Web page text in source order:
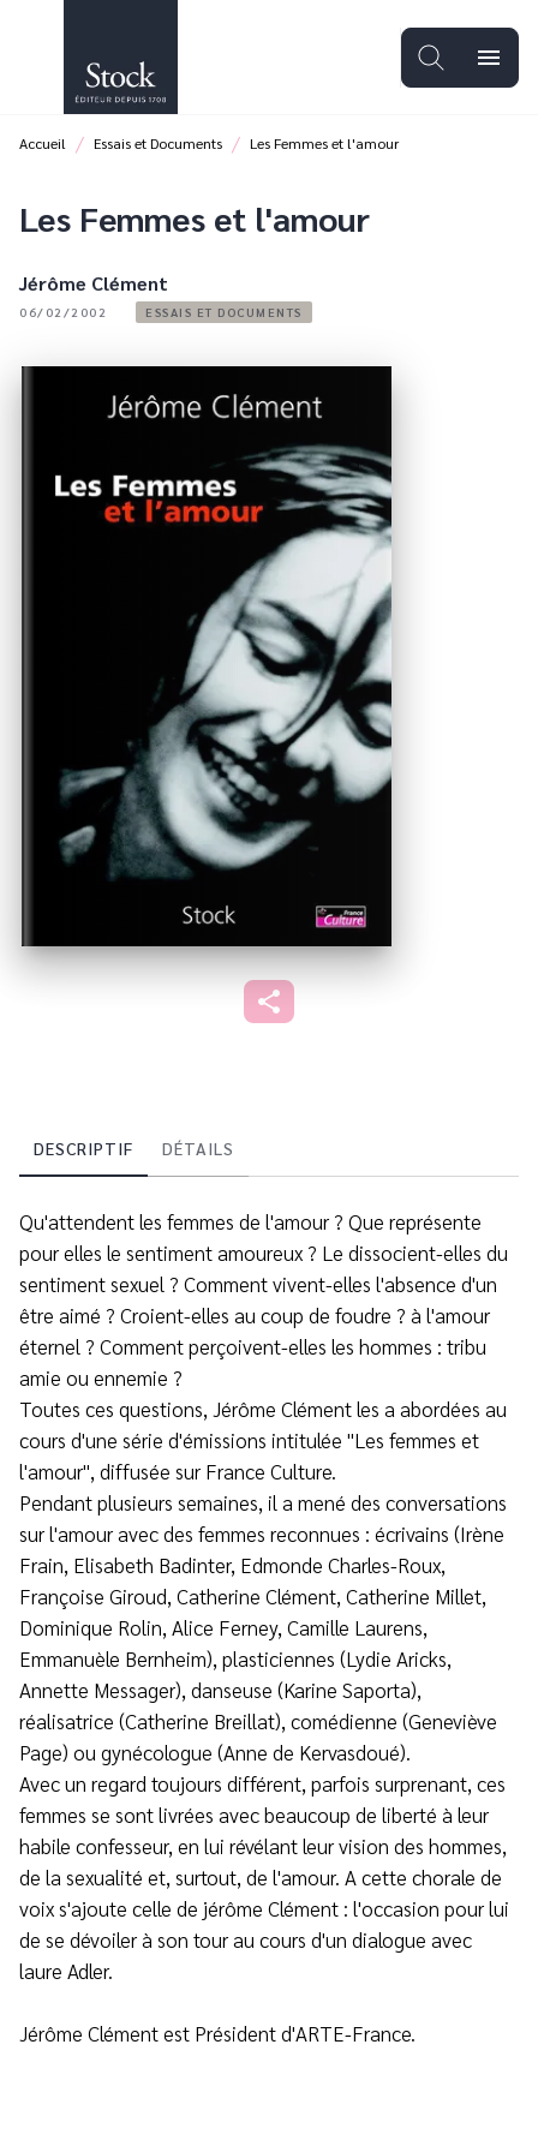
PIED DE PAGE
menu
Accueil / Essais et Documents / Les Femmes et l'amour
Les Femmes et l'amour
Jérôme Clément
06/02/2002 ESSAIS ET DOCUMENTS
DESCRIPTIF DÉTAILS
Qu'attendent les femmes de l'amour ? Que représente
pour elles le sentiment amoureux ? Le dissocient-elles du
sentiment sexuel ? Comment vivent-elles l'absence d'un
être aimé ? Croient-elles au coup de foudre ? à l'amour
éternel ? Comment perçoivent-elles les hommes : tribu
amie ou ennemie ?
Toutes ces questions, Jérôme Clément les a abordées au
cours d'une série d'émissions intitulée "Les femmes et
l'amour", diffusée sur France Culture.
Pendant plusieurs semaines, il a mené des conversations
sur l'amour avec des femmes reconnues : écrivains (Irène
Frain, Elisabeth Badinter, Edmonde Charles-Roux,
Françoise Giroud, Catherine Clément, Catherine Millet,
Dominique Rolin, Alice Ferney, Camille Laurens,
Emmanuèle Bernheim), plasticiennes (Lydie Aricks,
Annette Messager), danseuse (Karine Saporta),
réalisatrice (Catherine Breillat), comédienne (Geneviève
Page) ou gynécologue (Anne de Kervasdoué).
Avec un regard toujours différent, parfois surprenant, ces
femmes se sont livrées avec beaucoup de liberté à leur
habile confesseur, en lui révélant leur vision des hommes,
de la sexualité et, surtout, de l'amour. A cette chorale de
voix s'ajoute celle de jérôme Clément : l'occasion pour lui
de se dévoiler à son tour au cours d'un dialogue avec
laure Adler.
Jérôme Clément est Président d'ARTE-France.